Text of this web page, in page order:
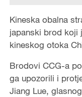
Kineska obalna
japanski brod koji
kineskog otoka
Brodovi CCG-a
ga upozorili i
Jiang Lue,